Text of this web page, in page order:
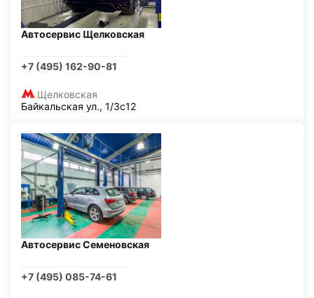
Автосервис Щелковская
+7 (495) 162-90-81
Щелковская
Байкальская ул., 1/3с12
Автосервис Семеновская
+7 (495) 085-74-61